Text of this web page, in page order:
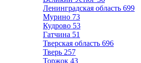
Ленинградская область 699
Мурино 73
Кудрово 53
Гатчина 51
Тверская область 696
Тверь 257
Торжок 43